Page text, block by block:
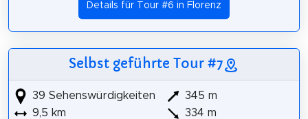
Details für Tour #6 in Florenz
Selbst geführte Tour #7
39 Sehenswürdigkeiten
9,5 km
345 m
334 m